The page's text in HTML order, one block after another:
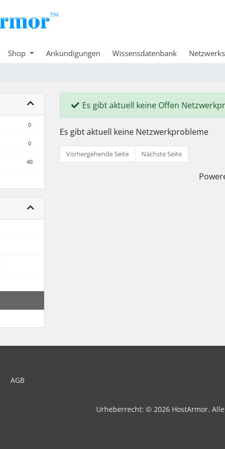
Shop Ankündigungen Wissensdatenbank
0
0
40
Es gibt aktuell keine Offen
Es gibt aktuell keine Netzwerkprobleme
Vorhergehende Seite Nächste Seite
AGB
Urheberrecht: © 2026 HostArmor.